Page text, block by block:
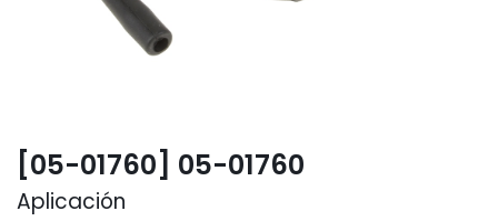
[05-01760] 05-01760
Aplicación